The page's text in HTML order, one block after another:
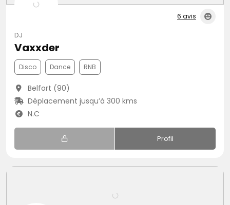
6 avis
DJ
Vaxxder
Disco Dance RNB
Belfort (90)
Déplacement jusqu’à 300 kms
N.C
Profil